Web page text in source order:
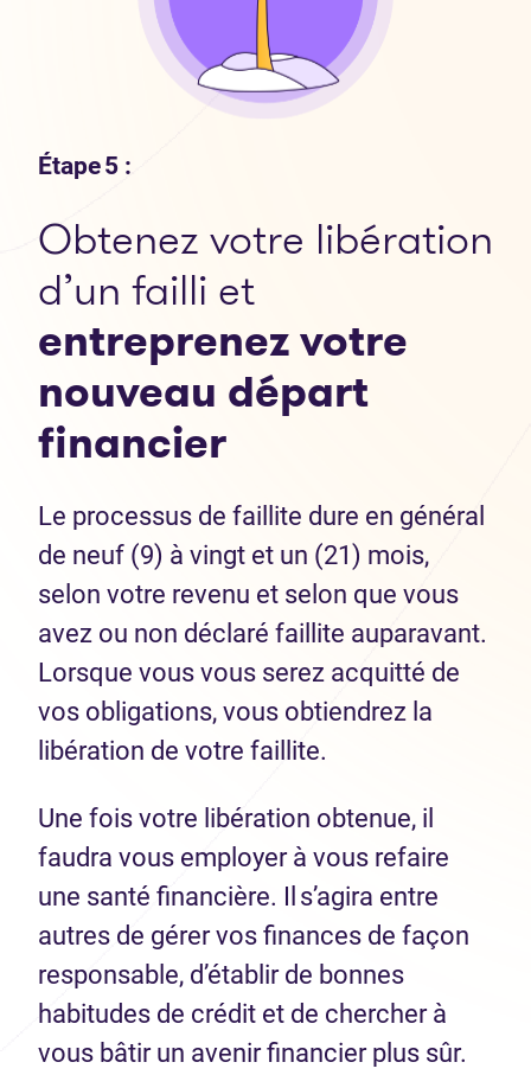
Étape 5 :
Obtenez votre libération
d’un failli et
entreprenez votre
nouveau départ
financier
Le processus de faillite dure en général
de neuf (9) à vingt et un (21) mois,
selon votre revenu et selon que vous
avez ou non déclaré faillite auparavant.
Lorsque vous vous serez acquitté de
vos obligations, vous obtiendrez la
libération de votre faillite.
Une fois votre libération obtenue, il
faudra vous employer à vous refaire
une santé financière. Il s’agira entre
autres de gérer vos finances de façon
responsable, d’établir de bonnes
habitudes de crédit et de chercher à
vous bâtir un avenir financier plus sûr.